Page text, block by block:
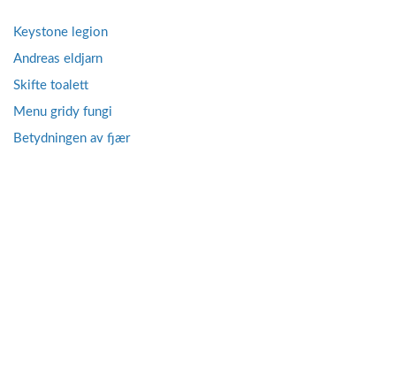
Keystone legion
Andreas eldjarn
Skifte toalett
Menu gridy fungi
Betydningen av fjær